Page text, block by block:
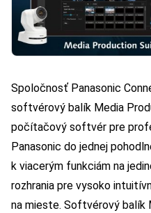
Spoločnosť Panasonic
softvérový balík Media
počítačový softvér pre
Panasonic do jednej
k viacerým funkciám na
rozhrania pre vysoko
na mieste. Softvérový balík